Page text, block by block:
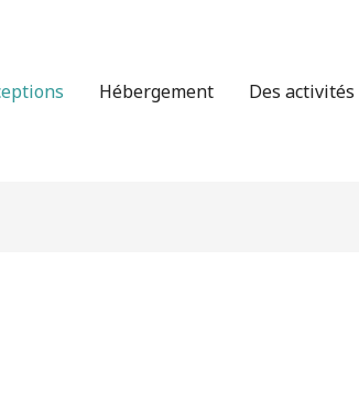
Hébergement Des